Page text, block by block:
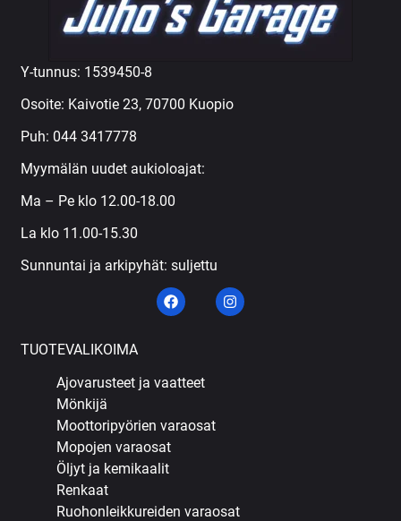
Y-tunnus: 1539450-8
Osoite: Kaivotie 23, 70700 Kuopio
Puh: 044 3417778
Myymälän uudet aukioloajat:
Ma – Pe klo 12.00-18.00
La klo 11.00-15.30
Sunnuntai ja arkipyhät: suljettu
TUOTEVALIKOIMA
Ajovarusteet ja vaatteet
Mönkijä
Moottoripyörien varaosat
Mopojen varaosat
Öljyt ja kemikaalit
Renkaat
Ruohonleikkureiden varaosat